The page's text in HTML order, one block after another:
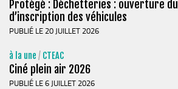
Protégé : Déchetteries : ouverture
d’inscription des véhicules
PUBLIÉ LE 20 JUILLET 2026
à la une / CTEAC
Ciné plein air 2026
PUBLIÉ LE 6 JUILLET 2026